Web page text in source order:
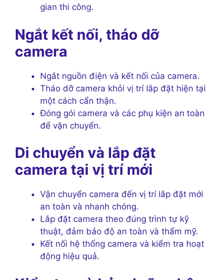
gian thi công.
Ngắt kết nối, tháo dỡ
camera
Ngắt nguồn điện và kết nối của camera.
Tháo dỡ camera khỏi vị trí lắp đặt hiện tại
một cách cẩn thận.
Đóng gói camera và các phụ kiện an toàn
để vận chuyển.
Di chuyển và lắp đặt
camera tại vị trí mới
Vận chuyển camera đến vị trí lắp đặt mới
an toàn và nhanh chóng.
Lắp đặt camera theo đúng trình tự kỹ
thuật, đảm bảo độ an toàn và thẩm mỹ.
Kết nối hệ thống camera và kiểm tra hoạt
động hiệu quả.